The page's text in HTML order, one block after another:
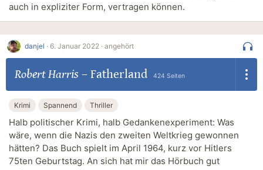
auch in expliziter Form, vertragen können.
danjel · 6. Januar 2022 · angehört
Robert Harris – Fatherland 424 Seiten
Krimi Spannend Thriller
Halb politischer Krimi, halb Gedankenexperiment: Was
wäre, wenn die Nazis den zweiten Weltkrieg gewonnen
hätten? Das Buch spielt im April 1964, kurz vor Hitlers
75ten Geburtstag. An sich hat mir das Hörbuch gut